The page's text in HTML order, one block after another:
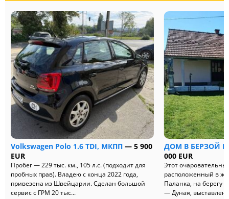
Volkswagen Polo 1.6 TDI, МКПП— 5 900
EUR
Пробег — 229 тыс. км., 105 л.с. (подходит для
пробных прав). Владею с конца 2022 года,
привезена из Швейцарии. Сделан большой
сервис с ГРМ 20 тыс...
ДОМ В БЕРЗОЙ
000 EUR
Этот
расположенный в
Паланка, на берегу
— Дуная, выставлен